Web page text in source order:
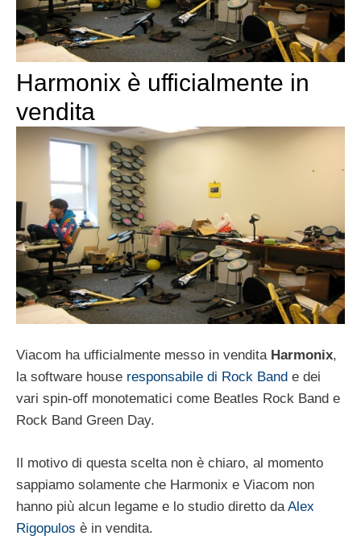
Harmonix è ufficialmente in
vendita
Viacom ha ufficialmente messo in vendita Harmonix,
la software house responsabile di Rock Band e dei
vari spin-off monotematici come Beatles Rock Band e
Rock Band Green Day.
Il motivo di questa scelta non è chiaro, al momento
sappiamo solamente che Harmonix e Viacom non
hanno più alcun legame e lo studio diretto da Alex
Rigopulos è in vendita.